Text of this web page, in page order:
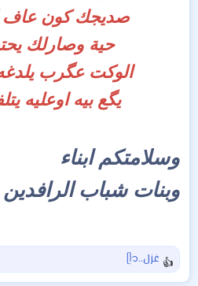
صديجك كون عاف
حية وصارلك
الوكت عگرب يلدغه
يگع بيه اوعليه
وسلامتكم ابناء
وبنات شباب الرافدين
ا
ل
غزل..ᥫ᭡